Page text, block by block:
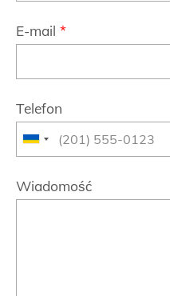
E-mail *
Telefon
Wiadomość